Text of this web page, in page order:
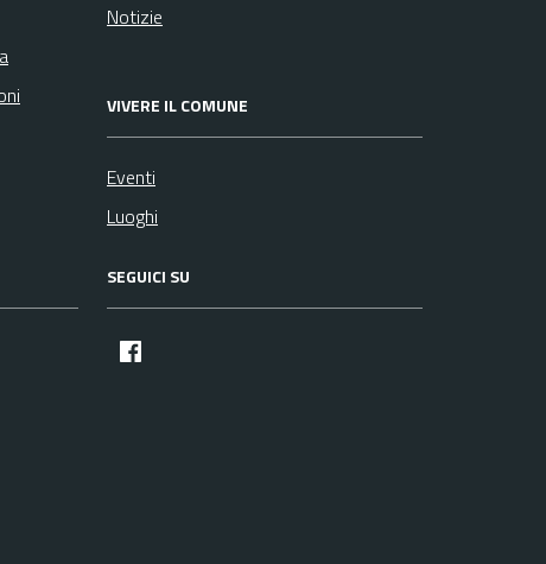
Notizie
VIVERE IL COMUNE
Eventi
Luoghi
SEGUICI SU